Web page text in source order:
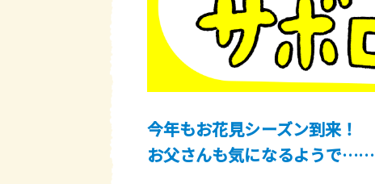
今年もお花見シーズン到来！
お父さんも気になるようで……